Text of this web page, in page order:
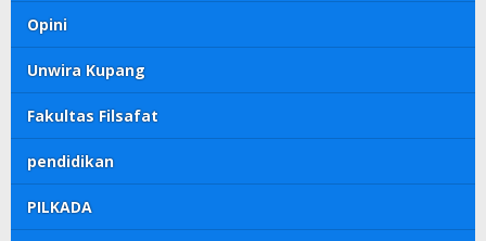
Opini
Unwira Kupang
Fakultas Filsafat
pendidikan
PILKADA